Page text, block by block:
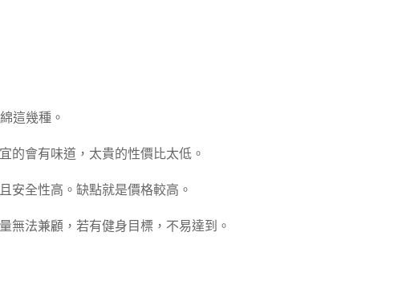
這幾種。
的會有味道，太貴的性價比太低。
安全性高。缺點就是價格較高。
無法兼顧，若有健身目標，不易達到。